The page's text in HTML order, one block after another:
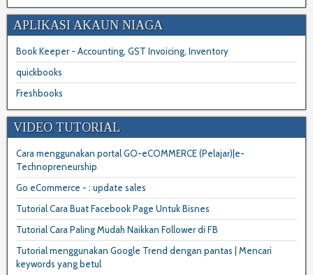
APLIKASI AKAUN NIAGA
Book Keeper - Accounting, GST Invoicing, Inventory
quickbooks
Freshbooks
VIDEO TUTORIAL
Cara menggunakan portal GO-eCOMMERCE (Pelajar)|e-
Technopreneurship
Go eCommerce - : update sales
Tutorial Cara Buat Facebook Page Untuk Bisnes
Tutorial Cara Paling Mudah Naikkan Follower di FB
Tutorial menggunakan Google Trend dengan pantas | Mencari
keywords yang betul